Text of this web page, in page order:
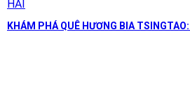
KHÁM PHÁ QUÊ HƯƠNG BIA